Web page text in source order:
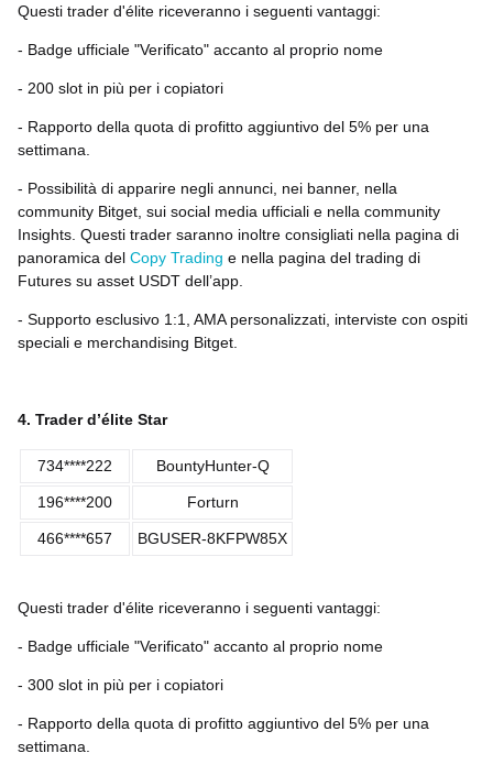
Questi trader d'élite riceveranno i seguenti vantaggi:
- Badge ufficiale "Verificato" accanto al proprio nome
- 200 slot in più per i copiatori
- Rapporto della quota di profitto aggiuntivo del 5% per una
settimana.
- Possibilità di apparire negli annunci, nei banner, nella
community Bitget, sui social media ufficiali e nella community
Insights. Questi trader saranno inoltre consigliati nella pagina di
panoramica del Copy Trading e nella pagina del trading di
Futures su asset USDT dell’app.
- Supporto esclusivo 1:1, AMA personalizzati, interviste con ospiti
speciali e merchandising Bitget.
4. Trader d’élite Star
734****222 BountyHunter-Q
196****200 Forturn
466****657 BGUSER-8KFPW85X
Questi trader d'élite riceveranno i seguenti vantaggi:
- Badge ufficiale "Verificato" accanto al proprio nome
- 300 slot in più per i copiatori
- Rapporto della quota di profitto aggiuntivo del 5% per una
settimana.